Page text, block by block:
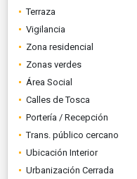
Terraza
Vigilancia
Zona residencial
Zonas verdes
Área Social
Calles de Tosca
Portería / Recepción
Trans. público cercano
Ubicación Interior
Urbanización Cerrada